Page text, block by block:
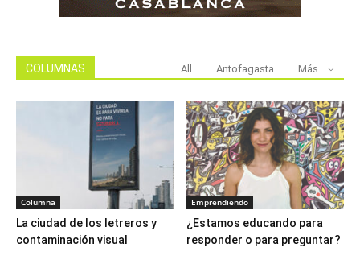
COLUMNAS All Antofagasta Más
Columna
La ciudad de los letreros y
contaminación visual
Emprendiendo
¿Estamos educando para
responder o para preguntar?